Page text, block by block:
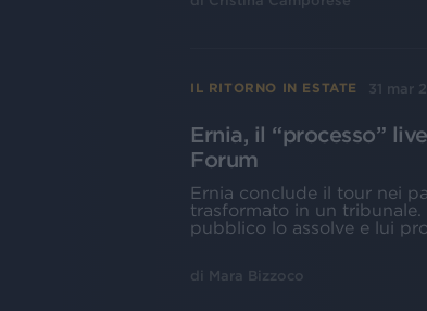
IL RITORNO IN ESTATE 31 mar
Ernia, il “processo”
Forum
Ernia conclude il tour nei
trasformato in un tribunale.
pubblico lo assolve e lui
di Mara Bizzoco